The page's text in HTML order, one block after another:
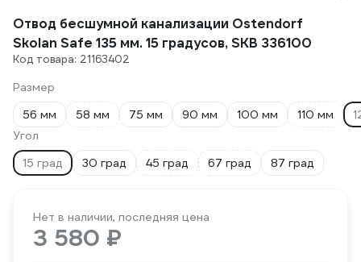
Отвод бесшумной канализации Ostendorf
Skolan Safe 135 мм. 15 градусов, SKB 336100
Код товара: 21163402
Размер
56 мм
58 мм 75 мм 90 мм 100 мм 110 мм
Угол
15 град
30 град 45 град 67 град 87 град
Нет в наличии, последняя цена
3 580 ₽